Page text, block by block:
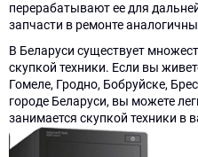
перерабатывают ее для
запчасти в ремонте
В Беларуси существует
скупкой техники. Если вы
Гомеле, Гродно, Бобруйске,
городе Беларуси, вы можете
занимается скупкой техники в